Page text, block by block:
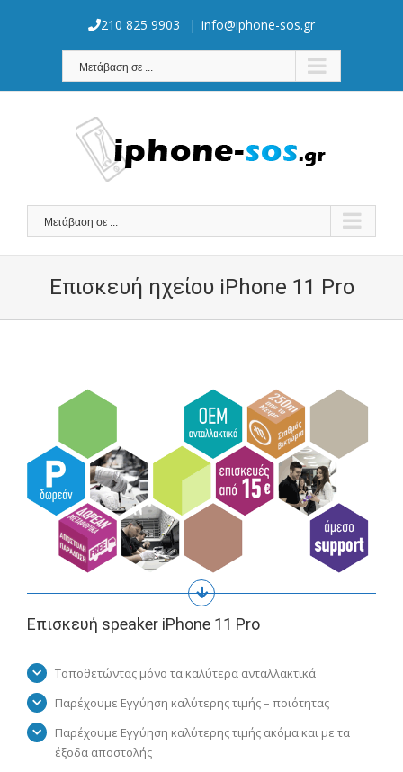
210 825 9903 | info@iphone-sos.gr
Μετάβαση σε ...
Μετάβαση σε ...
Επισκευή ηχείου iPhone 11 Pro
Επισκευή speaker iPhone 11 Pro
Τοποθετώντας μόνο τα καλύτερα ανταλλακτικά
Παρέχουμε Εγγύηση καλύτερης τιμής – ποιότητας
Παρέχουμε Εγγύηση καλύτερης τιμής ακόμα και με τα
έξοδα αποστολής